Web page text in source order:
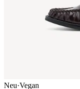
Neu·Vegan